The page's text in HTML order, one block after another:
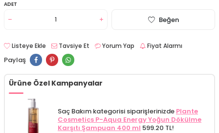
ADET
Beğen
Listeye Ekle Tavsiye Et Yorum Yap Fiyat Alarmı
Paylaş
Ürüne Özel Kampanyalar
Saç Bakım kategorisi siparişlerinizde Plante
Cosmetics P-Aqua Energy Yoğun Dökülme
Karşıtı Şampuan 400 ml 599.20 TL!